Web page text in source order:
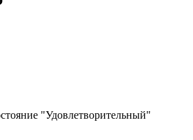
"Удовлетворительный"